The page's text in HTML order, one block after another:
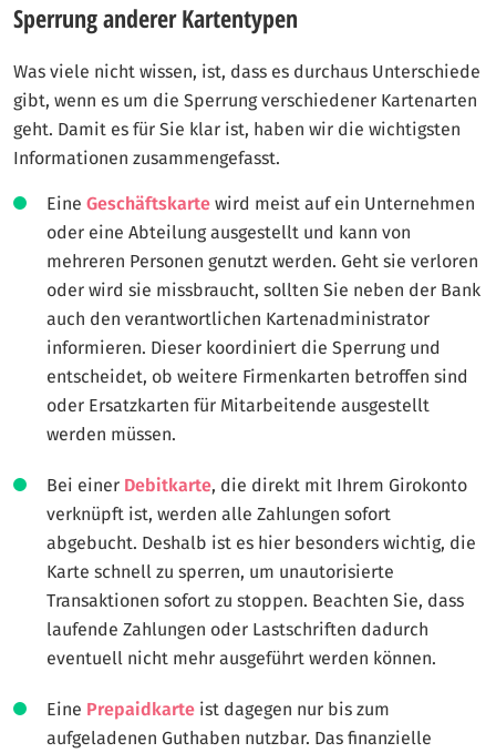
Sperrung anderer Kartentypen
Was viele nicht wissen, ist, dass es durchaus Unterschiede
gibt, wenn es um die Sperrung verschiedener Kartenarten
geht. Damit es für Sie klar ist, haben wir die wichtigsten
Informationen zusammengefasst.
Eine Geschäftskarte wird meist auf ein Unternehmen
oder eine Abteilung ausgestellt und kann von
mehreren Personen genutzt werden. Geht sie verloren
oder wird sie missbraucht, sollten Sie neben der Bank
auch den verantwortlichen Kartenadministrator
informieren. Dieser koordiniert die Sperrung und
entscheidet, ob weitere Firmenkarten betroffen sind
oder Ersatzkarten für Mitarbeitende ausgestellt
werden müssen.
Bei einer Debitkarte, die direkt mit Ihrem Girokonto
verknüpft ist, werden alle Zahlungen sofort
abgebucht. Deshalb ist es hier besonders wichtig, die
Karte schnell zu sperren, um unautorisierte
Transaktionen sofort zu stoppen. Beachten Sie, dass
laufende Zahlungen oder Lastschriften dadurch
eventuell nicht mehr ausgeführt werden können.
Eine Prepaidkarte ist dagegen nur bis zum
aufgeladenen Guthaben nutzbar. Das finanzielle